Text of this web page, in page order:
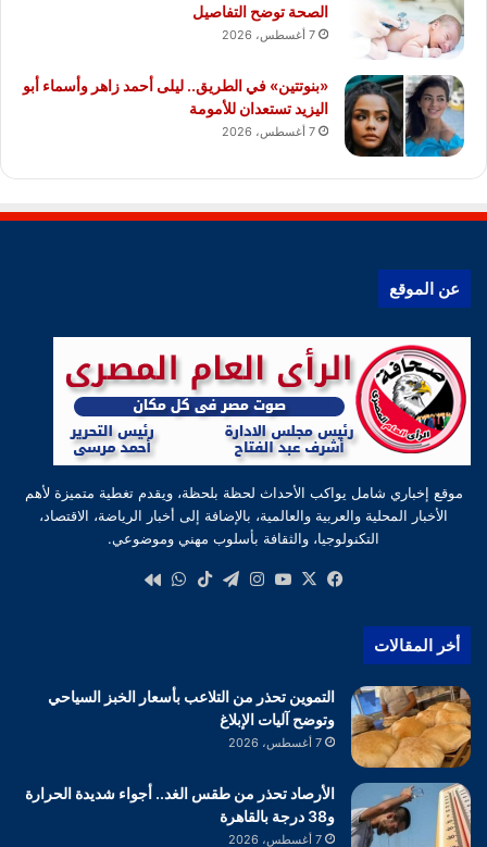
الصحة توضح التفاصيل
7 أغسطس، 2026
«بنوتتين» في الطريق.. ليلى أحمد زاهر وأسماء أبو
اليزيد تستعدان للأمومة
7 أغسطس، 2026
عن الموقع
موقع إخباري شامل يواكب الأحداث لحظة بلحظة، ويقدم تغطية متميزة لأهم
الأخبار المحلية والعربية والعالمية، بالإضافة إلى أخبار الرياضة، الاقتصاد،
التكنولوجيا، والثقافة بأسلوب مهني وموضوعي.
فيسبوك
‫X
‫YouTube
انستقرام
تيلقرام‫TikTokواتساب
أخر المقالات
التموين تحذر من التلاعب بأسعار الخبز السياحي
وتوضح آليات الإبلاغ
7 أغسطس، 2026
الأرصاد تحذر من طقس الغد.. أجواء شديدة الحرارة
و38 درجة بالقاهرة
7 أغسطس، 2026